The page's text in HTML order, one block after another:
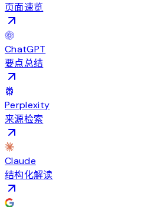
页面速览
ChatGPT
要点总结
Perplexity
来源检索
Claude
结构化解读